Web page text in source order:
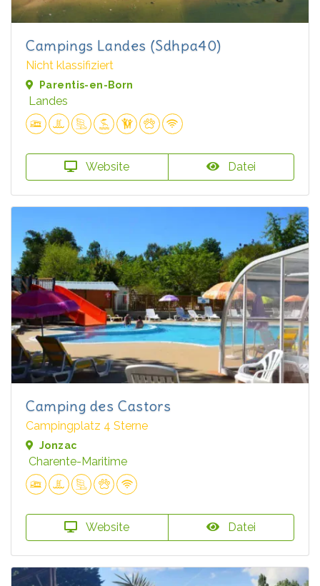
Campings Landes (Sdhpa40)
Nicht klassifiziert
Parentis-en-Born
Landes
Website Datei
Camping des Castors
Campingplatz 4 Sterne
Jonzac
Charente-Maritime
Website Datei